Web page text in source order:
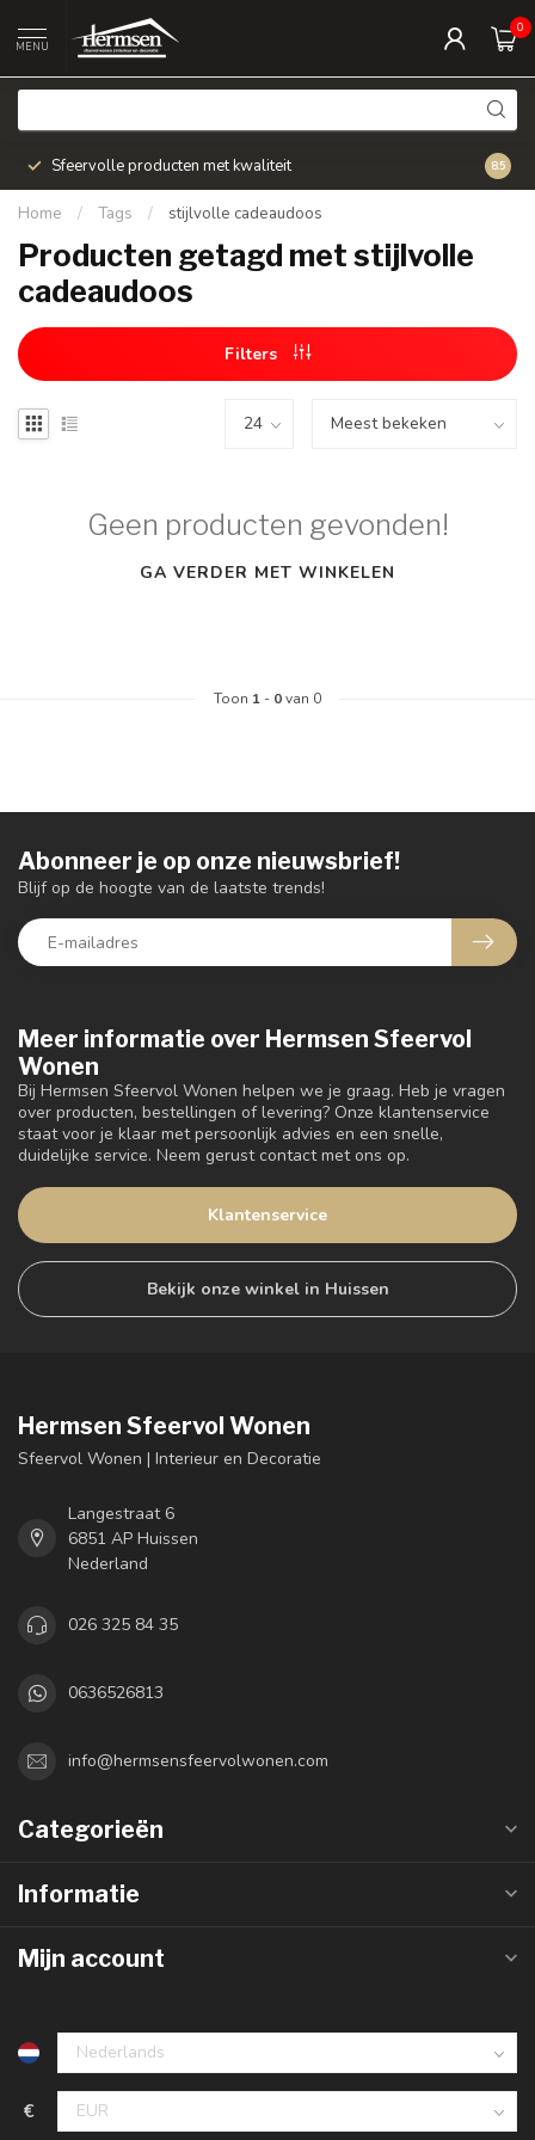
MENU
0
Sfeervolle producten met kwaliteit Snel
8.5
Home / Tags / stijlvolle cadeaudoos
Producten getagd met stijlvolle
cadeaudoos
Filters
Geen producten gevonden!
GA VERDER MET WINKELEN
Toon 1 - 0van 0
Meer informatie over Hermsen Sfeervol
Wonen
Bij Hermsen Sfeervol Wonen helpen we je graag. Heb je vragen
over producten, bestellingen of levering? Onze klantenservice
staat voor je klaar met persoonlijk advies en een snelle,
duidelijke service. Neem gerust contact met ons op.
Klantenservice
Bekijk onze winkel in Huissen
Abonneer je op onze nieuwsbrief!
Blijf op de hoogte van de laatste trends!
Hermsen Sfeervol Wonen
Sfeervol Wonen | Interieur en Decoratie
Langestraat 6
6851 AP Huissen
Nederland
026 325 84 35
0636526813
info@hermsensfeervolwonen.com
Categorieën
Informatie
Mijn account
€